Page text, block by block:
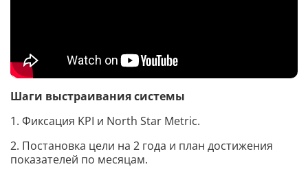
Шаги выстраивания системы
1. Фиксация KPI и North Star Metric.
2. Постановка цели на 2 года и план достижения
показателей по месяцам.